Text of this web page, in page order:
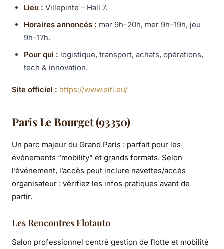
Lieu : Villepinte – Hall 7.
Horaires annoncés : mar 9h–20h, mer 9h–19h, jeu
9h–17h.
Pour qui : logistique, transport, achats, opérations,
tech & innovation.
Site officiel : https://www.sitl.eu/
Paris Le Bourget (93350)
Un parc majeur du Grand Paris : parfait pour les
événements “mobility” et grands formats. Selon
l’événement, l’accès peut inclure navettes/accès
organisateur : vérifiez les infos pratiques avant de
partir.
Les Rencontres Flotauto
Salon professionnel centré gestion de flotte et mobilité